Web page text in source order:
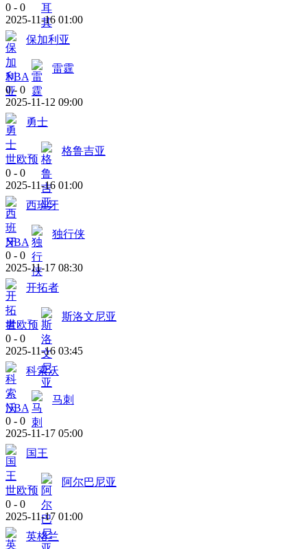
0 - 0
2025-11-16 01:00
保加利亚
NBA
雷霆
0 - 0
2025-11-12 09:00
勇士
世欧预
格鲁吉亚
0 - 0
2025-11-16 01:00
西班牙
NBA
独行侠
0 - 0
2025-11-17 08:30
开拓者
世欧预
斯洛文尼亚
0 - 0
2025-11-16 03:45
科索沃
NBA
马刺
0 - 0
2025-11-17 05:00
国王
世欧预
阿尔巴尼亚
0 - 0
2025-11-17 01:00
英格兰